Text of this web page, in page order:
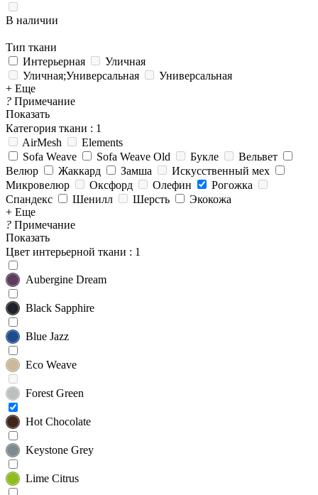
В наличии
Тип ткани
Интерьерная
Уличная
Уличная;Универсальная
Универсальная
+ Еще
? Примечание
Показать
Категория ткани : 1
AirMesh
Elements
Sofa Weave
Sofa Weave Old Букле
Вельвет
Велюр
Жаккард Замша
Искусственный мех
Микровелюр
Оксфорд Олефин
Рогожка
Спандекс
Шенилл Шерсть
Экокожа
+ Еще
? Примечание
Показать
Цвет интерьерной ткани : 1
Aubergine Dream
Black Sapphire
Blue Jazz
Eco Weave
Forest Green
Hot Chocolate
Keystone Grey
Lime Citrus